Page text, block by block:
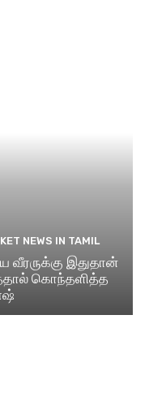
NEWS IN TAMIL
இதுதான்
கொந்தளித்த